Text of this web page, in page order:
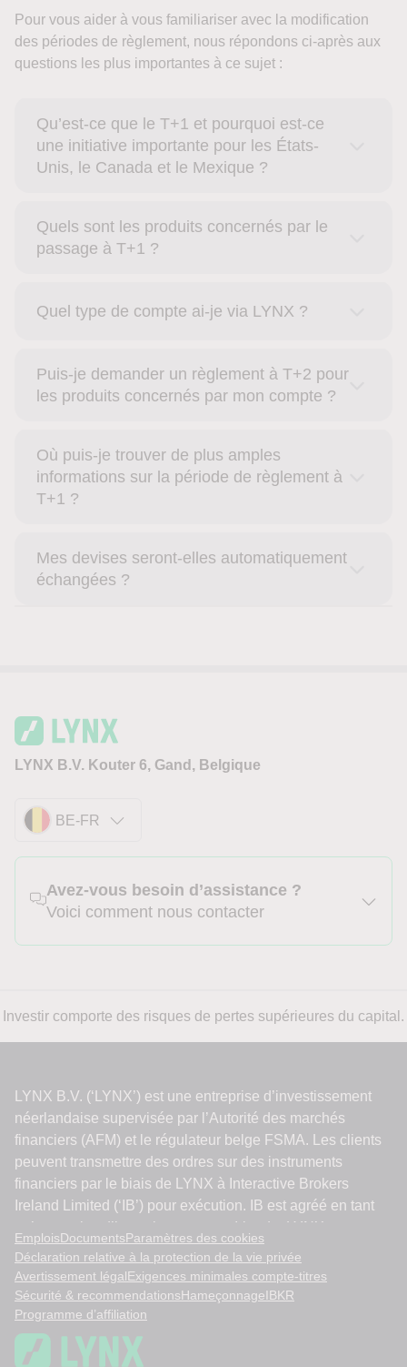
Pour vous aider à vous familiariser avec la modification
des périodes de règlement, nous répondons ci-après aux
questions les plus importantes à ce sujet :
Qu’est-ce que le T+1 et pourquoi est-ce
une initiative importante pour les États-
Unis, le Canada et le Mexique ?
Quels sont les produits concernés par le
passage à T+1 ?
Quel type de compte ai-je via LYNX ?
Puis-je demander un règlement à T+2 pour
les produits concernés par mon compte ?
Où puis-je trouver de plus amples
informations sur la période de règlement à
T+1 ?
Mes devises seront-elles automatiquement
échangées ?
LYNX B.V. Kouter 6, Gand, Belgique
BE-FR
Avez-vous besoin d’assistance ?
Voici comment nous contacter
Investir comporte des risques de pertes supérieures du capital.
EmploisDocumentsParamètres des cookies
Déclaration relative à la protection de la vie privée
Avertissement légalExigences minimales compte-titres
Sécurité & recommendationsHameçonnageIBKR
Programme d’affiliation